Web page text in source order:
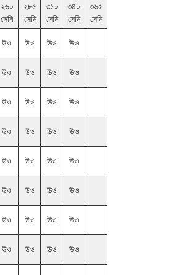
২৬০
সেমি
২৮৫
সেমি
৩১০
সেমি
৩৪০
সেমি
৩৬৫
সেমি
উও উও উও উও
উও উও উও উও
উও উও উও উও
উও উও উও উও
উও উও উও উও
উও উও উও উও
উও উও উও উও
উও উও উও উও